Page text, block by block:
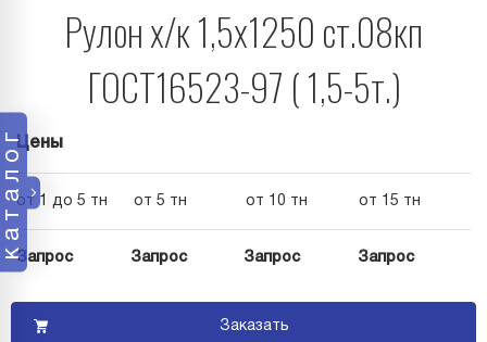
каталог
Рулон х/к 1,5х1250 ст.08кп
ГОСТ16523-97 ( 1,5-5т.)
Цены
от 1 до 5 тн от 5 тн от 10 тн от 15 тн
Запрос Запрос Запрос Запрос
Заказать